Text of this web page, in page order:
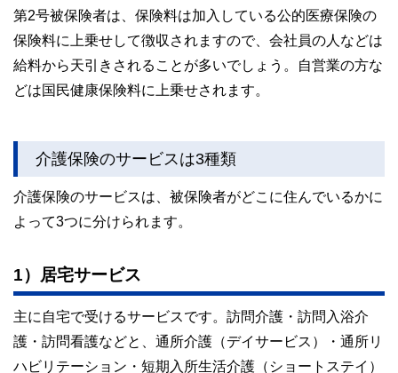
第2号被保険者は、保険料は加入している公的医療保険の
保険料に上乗せして徴収されますので、会社員の人などは
給料から天引きされることが多いでしょう。自営業の方な
どは国民健康保険料に上乗せされます。
介護保険のサービスは3種類
介護保険のサービスは、被保険者がどこに住んでいるかに
よって3つに分けられます。
1）居宅サービス
主に自宅で受けるサービスです。訪問介護・訪問入浴介
護・訪問看護などと、通所介護（デイサービス）・通所リ
ハビリテーション・短期入所生活介護（ショートステイ）